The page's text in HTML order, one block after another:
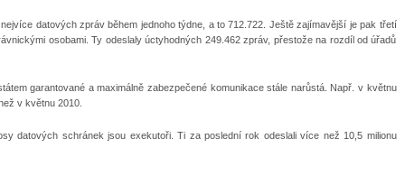
datových zpráv během jednoho týdne, a to 712.722. Ještě zajímavější je pak třetí
osobami. Ty odeslaly úctyhodných 249.462 zpráv, přestože na rozdíl od úřadů
garantované a maximálně zabezpečené komunikace stále narůstá. Např. v květnu
v květnu 2010.
datových schránek jsou exekutoři. Ti za poslední rok odeslali více než 10,5 milionu